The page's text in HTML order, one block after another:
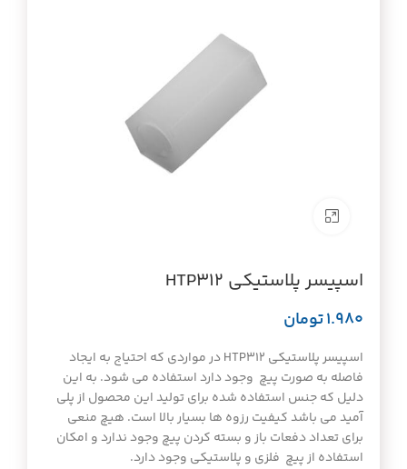
اسپیسر پلاستیکی HTP312
تومان
اسپیسر پلاستیکی HTP312 در مواردی که احتیاج به ایجاد
فاصله به صورت پیچ وجود دارد استفاده می شود. به این
دلیل که جنس استفاده شده برای تولید این محصول از پلی
آمید می باشد کیفیت رزوه ها بسیار بالا است. هیچ منعی
برای تعداد دفعات باز و بسته کردن پیچ وجود ندارد و امکان
استفاده از پیچ فلزی و پلاستیکی وجود دارد.